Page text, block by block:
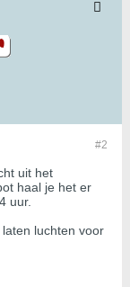
#2
uit het
haal je het er
uur.
luchten voor